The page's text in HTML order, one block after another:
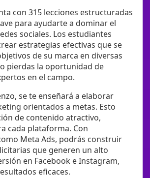
con 315 lecciones estructuradas
para ayudarte a dominar el
sociales. Los estudiantes
estrategias efectivas que se
de su marca en diversas
pierdas la oportunidad de
en el campo.
se te enseñará a elaborar
orientados a metas. Esto
de contenido atractivo,
cada plataforma. Con
Meta Ads, podrás construir
que generen un alto
en Facebook e Instagram,
eficaces.